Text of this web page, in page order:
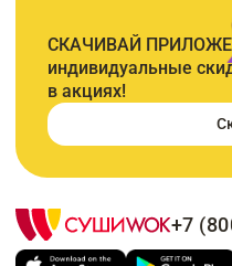
СКАЧИВАЙ
индивидуальные
в акциях!
+7